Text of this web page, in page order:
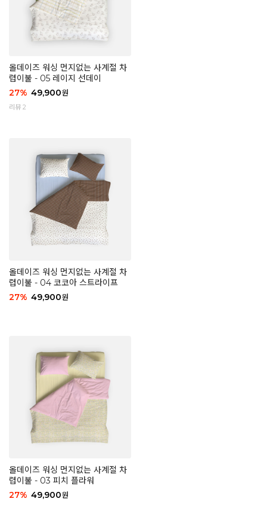
올데이즈 워싱 먼지없는 사계절 차
렵이불 - 05 레이지 선데이
27% 49,900원
리뷰 2
올데이즈 워싱 먼지없는 사계절 차
렵이불 - 04 코코아 스트라이프
27% 49,900원
올데이즈 워싱 먼지없는 사계절 차
렵이불 - 03 피치 플라워
27% 49,900원